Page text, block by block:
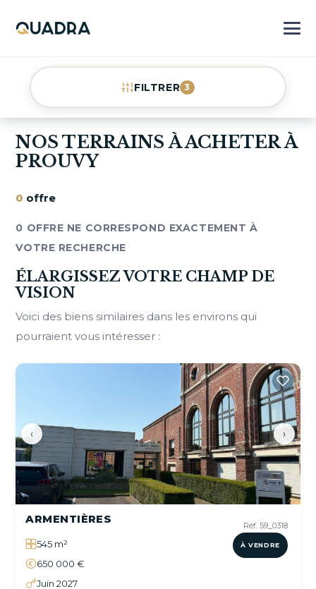
FILTRER 3
NOS TERRAINS À ACHETER À
PROUVY
0 offre
0 OFFRE NE CORRESPOND EXACTEMENT À
VOTRE RECHERCHE
ÉLARGISSEZ VOTRE CHAMP DE
VISION
Voici des biens similaires dans les environs qui
pourraient vous intéresser :
‹ ›
Réf. 59_0318
À VENDRE
ARMENTIÈRES
545 m²
650 000 €
Juin 2027